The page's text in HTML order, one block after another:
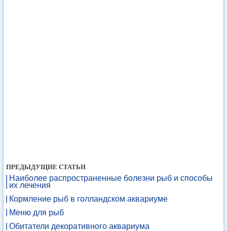
ПРЕДЫДУЩИЕ СТАТЬИ
Наиболее распространенные болезни рыб и способы
их лечения
Кормление рыб в голландском аквариуме
Меню для рыб
Обитатели декоративного аквариума